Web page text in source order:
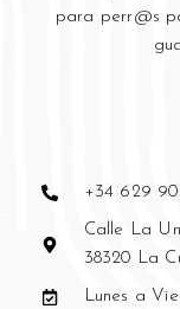
para perr@s
+34 629
Calle La
38320 La
Lunes a